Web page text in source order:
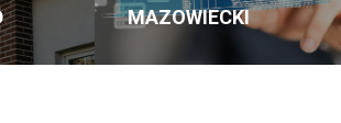
MAZOWIECKI